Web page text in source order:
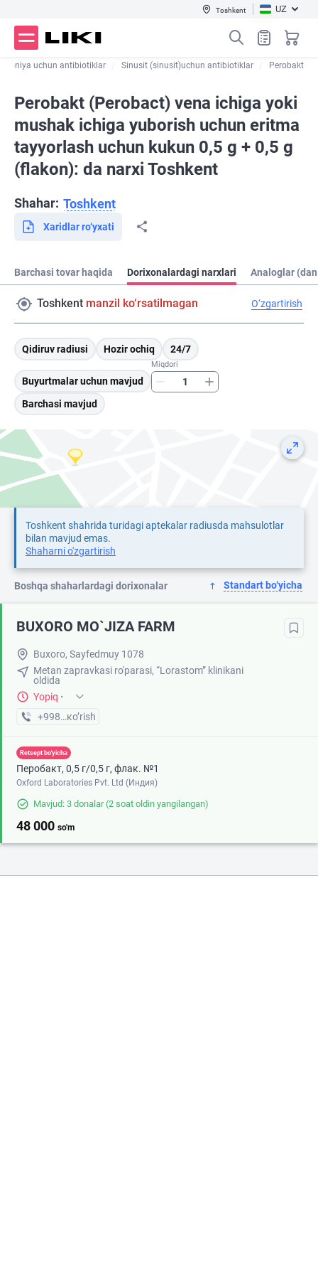
Toshkent UZ
uchun antibiotiklar Sinusit (sinusit)uchun antibiotiklar Perobakt
Perobakt (Perobact) vena ichiga yoki
mushak ichiga yuborish uchun eritma
tayyorlash uchun kukun 0,5 g + 0,5 g
(flakon): da narxi Toshkent
Shahar: Toshkent
Xaridlar ro‘yxati
Barchasi tovar haqida Dorixonalardagi narxlari Analoglar
Toshkent manzil ko‘rsatilmagan O‘zgartirish
Qidiruv radiusi Hozir ochiq 24/7
Buyurtmalar uchun mavjud
Miqdori
Barchasi mavjud
Toshkent shahrida turidagi aptekalar radiusda mahsulotlar
bilan mavjud emas.
Shaharni o'zgartirish
Boshqa shaharlardagi dorixonalar Standart bo‘yicha
BUXORO MO`JIZA FARM
Buxoro, Sayfedmuy 1078
Metan zapravkasi ro'parasi, “Lorastom” klinikani
oldida
Yopiq ·
+998 (99) XXX-XX-XX
кo’rish
Retsept bo'yicha
Перобакт, 0,5 г/0,5 г, флак. №1
Oxford Laboratories Pvt. Ltd (Индия)
Mavjud: 3 donalar(2 soat oldin yangilangan)
48 000 so'm